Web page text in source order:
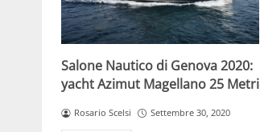
Salone Nautico di Genova 2020:
yacht Azimut Magellano 25 Metri
Rosario Scelsi Settembre 30, 2020